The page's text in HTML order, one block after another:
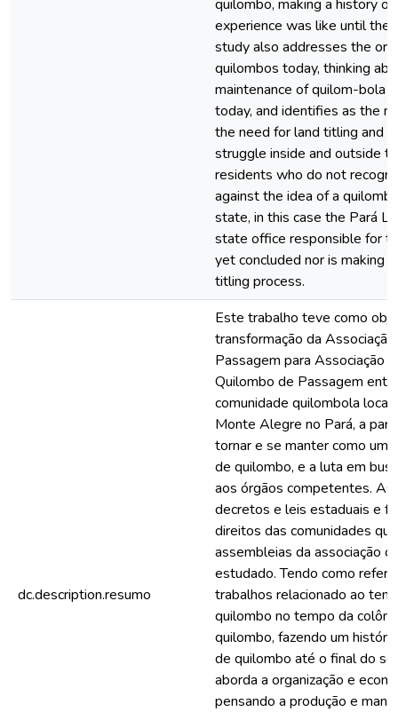
quilombo, making a history
experience was like until the
study also addresses the
quilombos today, thinking
maintenance of quilom-bola
today, and identifies as the
the need for land titling and
struggle inside and outside
residents who do not
against the idea of a
state, in this case the Pará
state office responsible for
yet concluded nor is making
titling process.
dc.description.resumo
Este trabalho teve como
transformação da
Passagem para Associação
Quilombo de Passagem
comunidade quilombola
Monte Alegre no Pará, a
tornar e se manter como
de quilombo, e a luta em
aos órgãos competentes.
decretos e leis estaduais e
direitos das comunidades
assembleias da associação
estudado. Tendo como
trabalhos relacionado ao
quilombo no tempo da
quilombo, fazendo um
de quilombo até o final do
aborda a organização e
pensando a produção e